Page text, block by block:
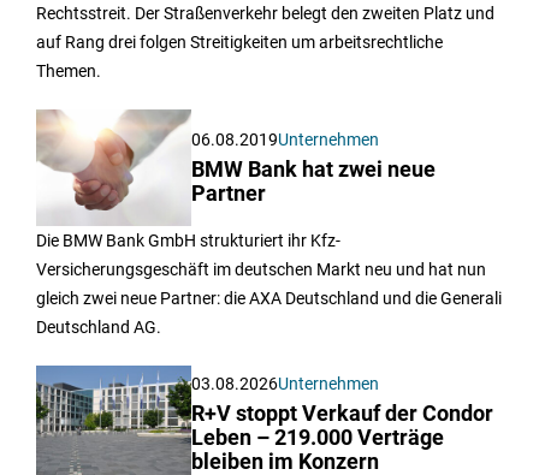
Rechtsstreit. Der Straßenverkehr belegt den zweiten Platz und
auf Rang drei folgen Streitigkeiten um arbeitsrechtliche
Themen.
06.08.2019Unternehmen
BMW Bank hat zwei neue
Partner
Die BMW Bank GmbH strukturiert ihr Kfz-
Versicherungsgeschäft im deutschen Markt neu und hat nun
gleich zwei neue Partner: die AXA Deutschland und die Generali
Deutschland AG.
03.08.2026Unternehmen
R+V stoppt Verkauf der Condor
Leben – 219.000 Verträge
bleiben im Konzern